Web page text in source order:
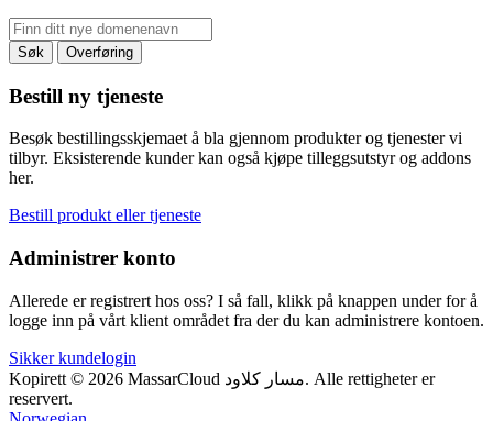
Søk Overføring
Bestill ny tjeneste
Besøk bestillingsskjemaet å bla gjennom produkter og tjenester vi
tilbyr. Eksisterende kunder kan også kjøpe tilleggsutstyr og addons
her.
Bestill produkt eller tjeneste
Administrer konto
Allerede er registrert hos oss? I så fall, klikk på knappen under for å
logge inn på vårt klient området fra der du kan administrere kontoen.
Sikker kundelogin
Kopirett © 2026 MassarCloud مسار كلاود. Alle rettigheter er
reservert.